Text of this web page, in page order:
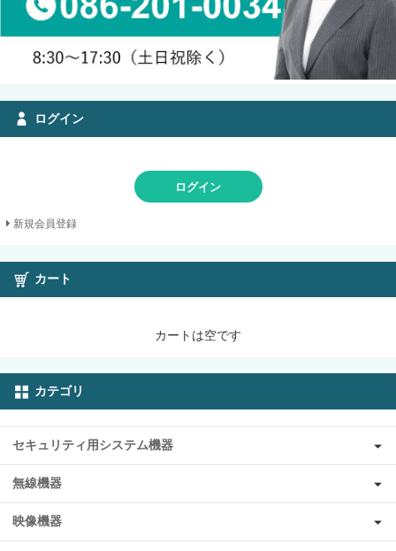
ログイン
ログイン
新規会員登録
カート
カートは空です
カテゴリ
セキュリティ用システム機器
無線機器
映像機器